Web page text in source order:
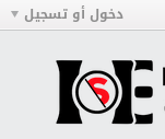
دخول أو تسجيل